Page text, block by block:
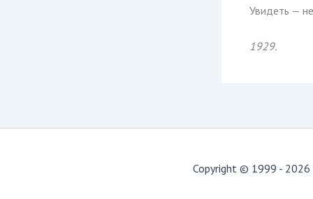
Увидеть —
1929.
Copyright © 1999 - 2026